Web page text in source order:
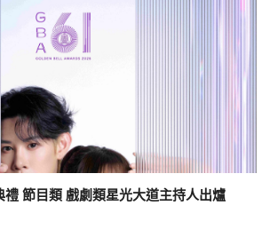
禮 節目類 戲劇類星光大道主持人出爐